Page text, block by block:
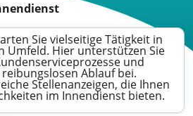
Sie vielseitige Tätigkeit in
Umfeld. Hier unterstützen Sie
und
Ablauf bei.
Stellenanzeigen, die Ihnen
im Innendienst bieten.